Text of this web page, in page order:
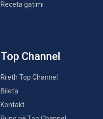
Receta gatimi
Top Channel
Rreth Top Channel
Bileta
Kontakt